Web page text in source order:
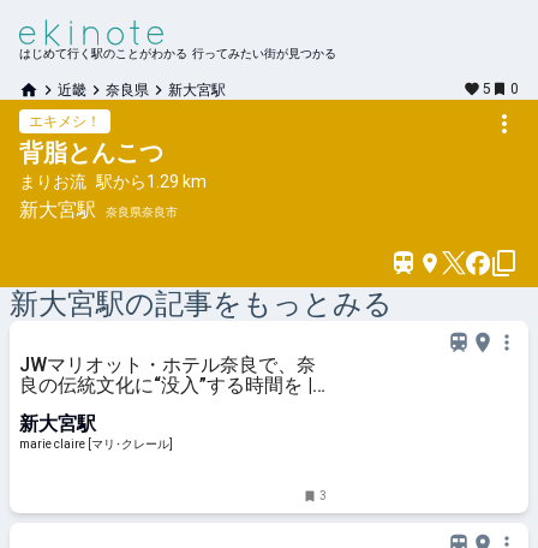
はじめて行く駅のことがわかる 行ってみたい街が見つかる
近畿 奈良県 新大宮駅 5
0
エキメシ！
背脂とんこつ
まりお流 駅から1.29 km
新大宮駅 奈良県奈良市
新大宮駅の記事をもっとみる
JWマリオット・ホテル奈良で、奈
良の伝統文化に“没入”する時間を |
新大宮駅
marie claire [マリ･クレール]
3